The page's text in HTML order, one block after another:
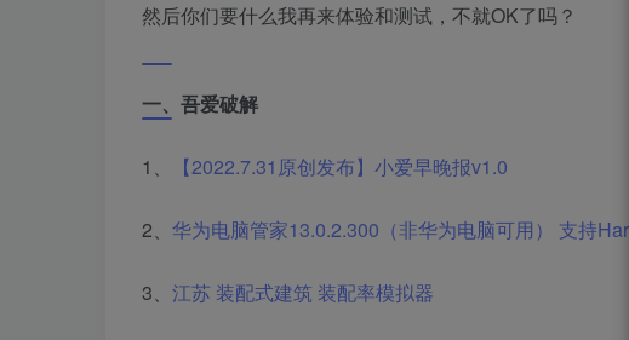
然后你们要什么我再来体验和测试，不就OK了吗？
一、吾爱破解
1、 【2022.7.31原创发布】小爱早晚报v1.0
2、 华为电脑管家13.0.2.300（非华为电脑可用） 支持
3、 江苏 装配式建筑 装配率模拟器